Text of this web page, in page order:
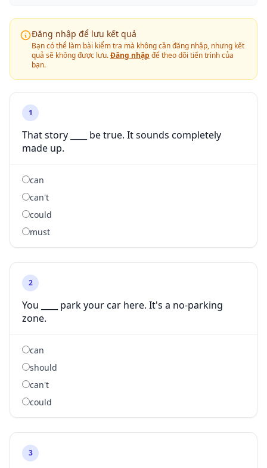
Đăng nhập để lưu kết quả
Bạn có thể làm bài kiểm tra mà không cần đăng nhập, nhưng kết
quả sẽ không được lưu.Đăng nhập để theo dõi tiến trình của
bạn.
1
That story ____ be true. It sounds completely
made up.
can
can't
could
must
2
You ____ park your car here. It's a no-parking
zone.
can
should
can't
could
3